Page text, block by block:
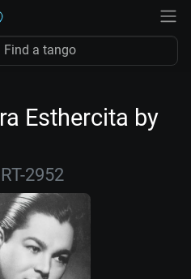
Esthercita by
2952